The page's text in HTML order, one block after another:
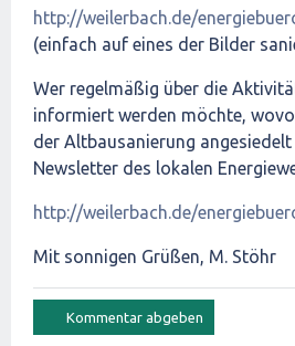
http://weilerbach.de/
(einfach auf eines der Bilder
Wer regelmäßig über die
informiert werden möchte,
der Altbausanierung
Newsletter des lokalen
http://weilerbach.de/
Mit sonnigen Grüßen, M. Stöhr